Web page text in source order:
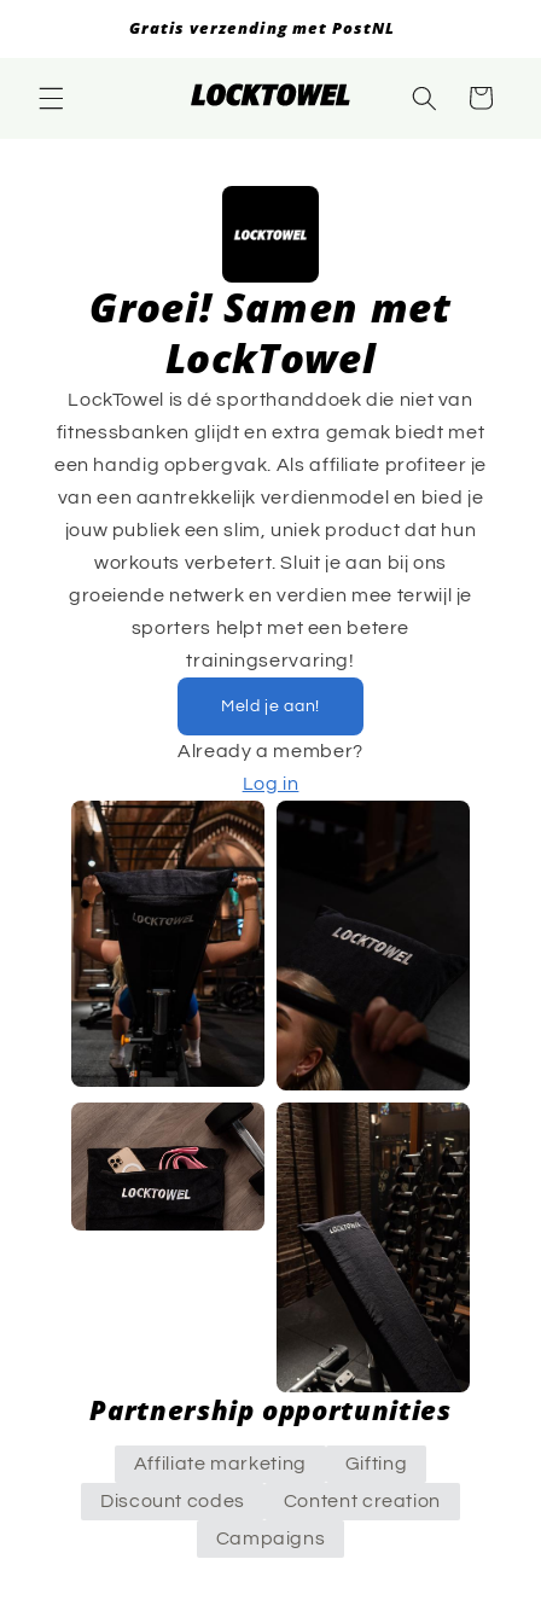
Gratis verzending met PostNL
Winkelwagen
Groei! Samen met
LockTowel
LockTowel is dé sporthanddoek die niet van
fitnessbanken glijdt en extra gemak biedt met
een handig opbergvak. Als affiliate profiteer je
van een aantrekkelijk verdienmodel en bied je
jouw publiek een slim, uniek product dat hun
workouts verbetert. Sluit je aan bij ons
groeiende netwerk en verdien mee terwijl je
sporters helpt met een betere
trainingservaring!
Meld je aan!
Already a member?
Log in
Partnership opportunities
Affiliate marketing
Gifting
Discount codes
Content creation
Campaigns